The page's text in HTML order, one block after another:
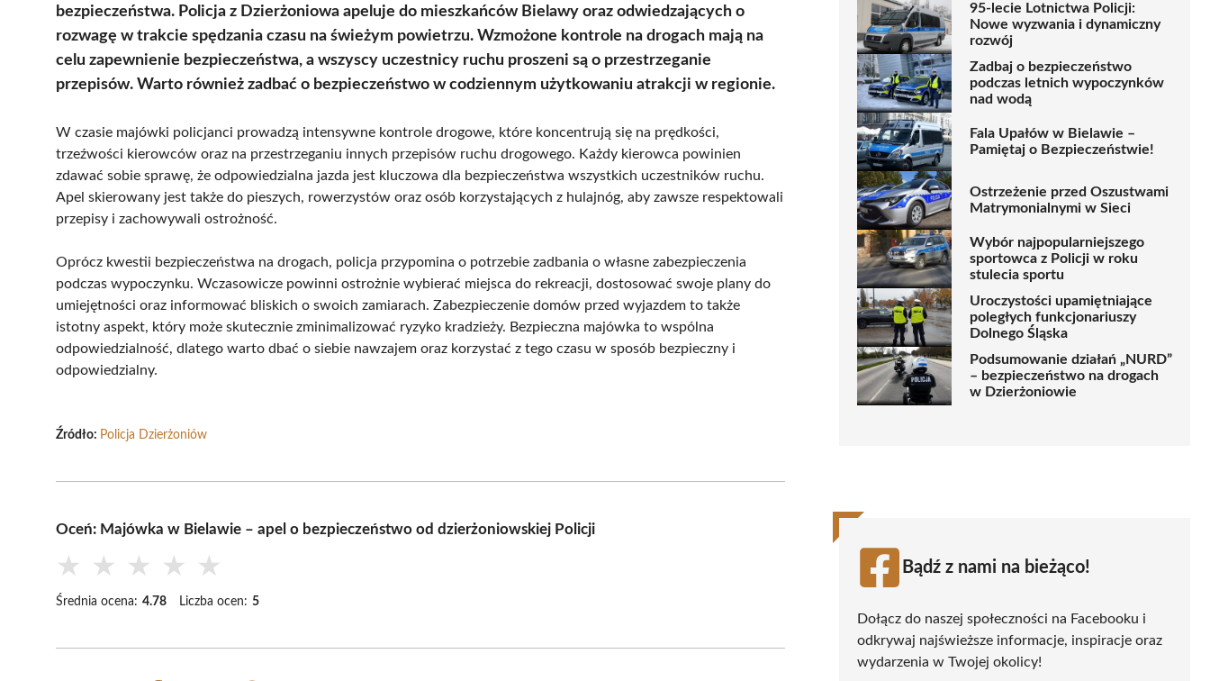
bezpieczeństwa. Policja z Dzierżoniowa apeluje do mieszkańców Bielawy oraz odwiedzających o
rozwagę w trakcie spędzania czasu na świeżym powietrzu. Wzmożone kontrole na drogach mają na
celu zapewnienie bezpieczeństwa, a wszyscy uczestnicy ruchu proszeni są o przestrzeganie
przepisów. Warto również zadbać o bezpieczeństwo w codziennym użytkowaniu atrakcji w regionie.
W czasie majówki policjanci prowadzą intensywne kontrole drogowe, które koncentrują się na prędkości,
trzeźwości kierowców oraz na przestrzeganiu innych przepisów ruchu drogowego. Każdy kierowca powinien
zdawać sobie sprawę, że odpowiedzialna jazda jest kluczowa dla bezpieczeństwa wszystkich uczestników ruchu.
Apel skierowany jest także do pieszych, rowerzystów oraz osób korzystających z hulajnóg, aby zawsze respektowali
przepisy i zachowywali ostrożność.
Oprócz kwestii bezpieczeństwa na drogach, policja przypomina o potrzebie zadbania o własne zabezpieczenia
podczas wypoczynku. Wczasowicze powinni ostrożnie wybierać miejsca do rekreacji, dostosować swoje plany do
umiejętności oraz informować bliskich o swoich zamiarach. Zabezpieczenie domów przed wyjazdem to także
istotny aspekt, który może skutecznie zminimalizować ryzyko kradzieży. Bezpieczna majówka to wspólna
odpowiedzialność, dlatego warto dbać o siebie nawzajem oraz korzystać z tego czasu w sposób bezpieczny i
odpowiedzialny.
Źródło: Policja Dzierżoniów
Oceń: Majówka w Bielawie – apel o bezpieczeństwo od dzierżoniowskiej Policji
★ ★ ★ ★ ★
Średnia ocena: 4.78 Liczba ocen: 5
95-lecie Lotnictwa Policji:
Nowe wyzwania i dynamiczny
rozwój
Zadbaj o bezpieczeństwo
podczas letnich wypoczynków
nad wodą
Fala Upałów w Bielawie –
Pamiętaj o Bezpieczeństwie!
Ostrzeżenie przed Oszustwami
Matrymonialnymi w Sieci
Wybór najpopularniejszego
sportowca z Policji w roku
stulecia sportu
Uroczystości upamiętniające
poległych funkcjonariuszy
Dolnego Śląska
Podsumowanie działań „NURD”
– bezpieczeństwo na drogach
w Dzierżoniowie
Bądź z nami na bieżąco!
Dołącz do naszej społeczności na Facebooku i
odkrywaj najświeższe informacje, inspiracje oraz
wydarzenia w Twojej okolicy!